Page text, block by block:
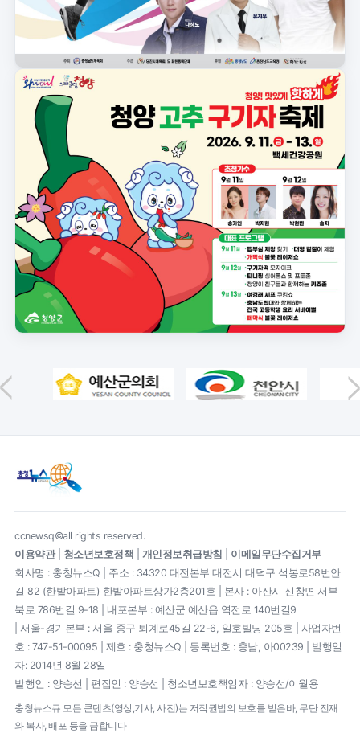
ccnewsq©all rights reserved.
이용약관| 청소년보호정책 개인정보취급방침
이메일무단수집거부
회사명 : 충청뉴스Q | 주소 : 34320 대전본부 대전시 대덕구 석봉로58번안
길 82 (한밭아파트) 한밭아파트상가2층201호 | 본사 : 아산시 신창면 서부
북로 786번길 9-18 | 내포본부 : 예산군 예산읍 역전로 140번길9
| 서울-경기본부 : 서울 중구 퇴계로45길 22-6, 일호빌딩 205호 | 사업자번
호 : 747-51-00095 | 제호 : 충청뉴스Q | 등록번호 : 충남, 아00239 | 발행일
자: 2014년 8월 28일
발행인 : 양승선 | 편집인 : 양승선 | 청소년보호책임자 : 양승선/이월용
충청뉴스큐 모든 콘텐츠(영상,기사, 사진)는 저작권법의 보호를 받은바, 무단 전재
와 복사, 배포 등을 금합니다